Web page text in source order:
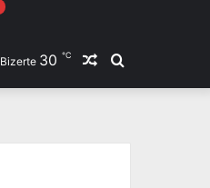
Rechercher
Article
Bizerte 30 ℃